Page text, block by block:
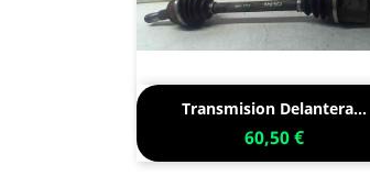
Transmision Delantera...
60,50 €
Vista rápida